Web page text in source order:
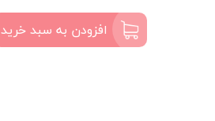
افزودن به سبد خرید